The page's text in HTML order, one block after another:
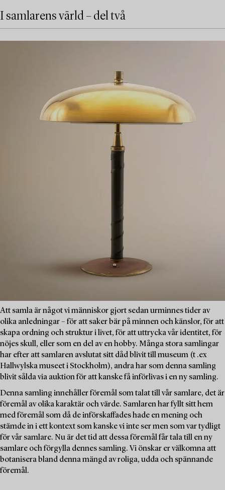
I samlarens värld – del två
Att samla är något vi människor gjort sedan urminnes tider av
olika anledningar – för att saker bär på minnen och känslor, för att
skapa ordning och struktur i livet, för att uttrycka vår identitet, för
nöjes skull, eller som en del av en hobby. Många stora samlingar
har efter att samlaren avslutat sitt dåd blivit till museum (t .ex
Hallwylska museet i Stockholm), andra har som denna samling
blivit sålda via auktion för att kanske få införlivas i en ny samling.
Denna samling innehåller föremål som talat till vår samlare, det är
föremål av olika karaktär och värde. Samlaren har fyllt sitt hem
med föremål som då de införskaffades hade en mening och
stämde in i ett kontext som kanske vi inte ser men som var tydligt
för vår samlare. Nu är det tid att dessa föremål får tala till en ny
samlare och förgylla dennes samling. Vi önskar er välkomna att
botanisera bland denna mängd av roliga, udda och spännande
föremål.